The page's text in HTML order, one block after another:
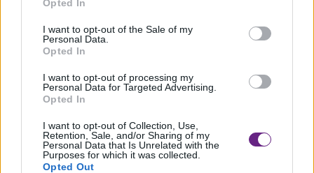
Opted In
I want to opt-out of the Sale of my
Personal Data.
Opted In
I want to opt-out of processing my
Personal Data for Targeted Advertising.
Opted In
I want to opt-out of Collection, Use,
Retention, Sale, and/or Sharing of my
Personal Data that Is Unrelated with the
Purposes for which it was collected.
Opted Out
la vespa della Polizia di Stato sarà trasferita presso il
museo storico delle auto della Polizia di Stato.